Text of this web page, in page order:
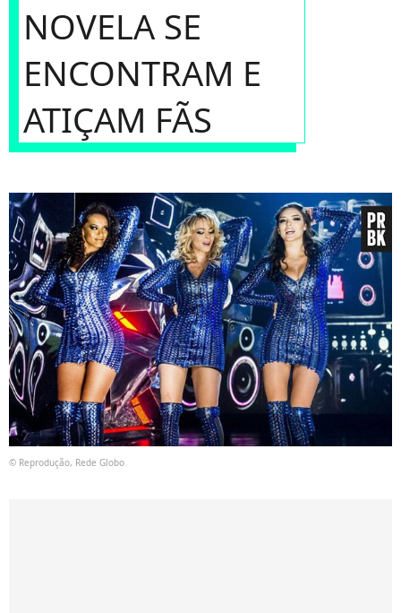
NOVELA SE
ENCONTRAM E
ATIÇAM FÃS
© Reprodução, Rede Globo